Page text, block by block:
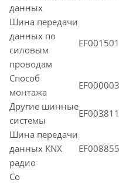
данных
Шина передачи
данных по
силовым
проводам
EF001501
Способ
монтажа
EF000003
Другие шинные
системы
EF003811
Шина передачи
данных KNX
радио
EF008855
Со